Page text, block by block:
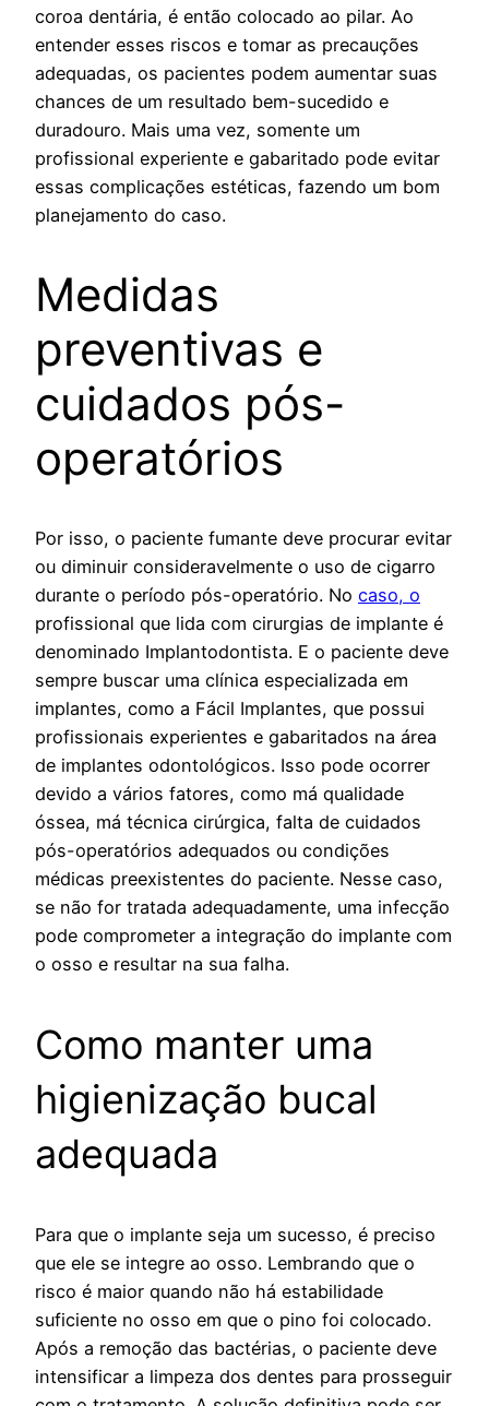
coroa dentária, é então colocado ao pilar. Ao
entender esses riscos e tomar as precauções
adequadas, os pacientes podem aumentar suas
chances de um resultado bem-sucedido e
duradouro. Mais uma vez, somente um
profissional experiente e gabaritado pode evitar
essas complicações estéticas, fazendo um bom
planejamento do caso.
Medidas
preventivas e
cuidados pós-
operatórios
Por isso, o paciente fumante deve procurar evitar
ou diminuir consideravelmente o uso de cigarro
durante o período pós-operatório. No caso, o
profissional que lida com cirurgias de implante é
denominado Implantodontista. E o paciente deve
sempre buscar uma clínica especializada em
implantes, como a Fácil Implantes, que possui
profissionais experientes e gabaritados na área
de implantes odontológicos. Isso pode ocorrer
devido a vários fatores, como má qualidade
óssea, má técnica cirúrgica, falta de cuidados
pós-operatórios adequados ou condições
médicas preexistentes do paciente. Nesse caso,
se não for tratada adequadamente, uma infecção
pode comprometer a integração do implante com
o osso e resultar na sua falha.
Como manter uma
higienização bucal
adequada
Para que o implante seja um sucesso, é preciso
que ele se integre ao osso. Lembrando que o
risco é maior quando não há estabilidade
suficiente no osso em que o pino foi colocado.
Após a remoção das bactérias, o paciente deve
intensificar a limpeza dos dentes para prosseguir